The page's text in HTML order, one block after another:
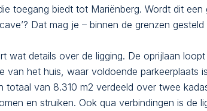
toegang biedt tot Mariënberg. Wordt dit
Dat mag je – binnen de grenzen
wat details over de ligging. De oprijlaan
van het huis, waar voldoende parkeerplaats
totaal van 8.310 m2 verdeeld over twee
en struiken. Ook qua verbindingen is de